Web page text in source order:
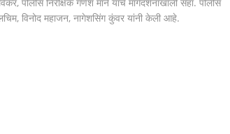
विनोद महाजन, नागेशसिंग कुंवर यांनी केली आहे.